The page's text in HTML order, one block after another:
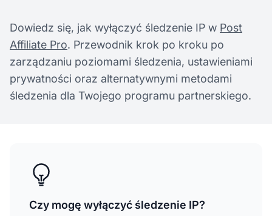
Dowiedz się, jak wyłączyć śledzenie IP w Post
Affiliate Pro. Przewodnik krok po kroku po
zarządzaniu poziomami śledzenia, ustawieniami
prywatności oraz alternatywnymi metodami
śledzenia dla Twojego programu partnerskiego.
Czy mogę wyłączyć śledzenie IP?